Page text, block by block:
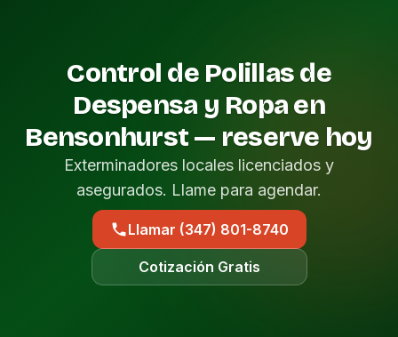
Control de Polillas de
Despensa y Ropa en
Bensonhurst — reserve hoy
Exterminadores locales licenciados y
asegurados. Llame para agendar.
Llamar (347) 801-8740
Cotización Gratis